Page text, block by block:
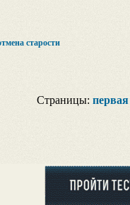
старости
Страницы: первая